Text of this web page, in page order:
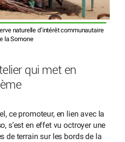
naturelle d’intérêt communautaire
la Somone
qui met en
ce promoteur, en lien avec la
s’est en effet vu octroyer une
de terrain sur les bords de la